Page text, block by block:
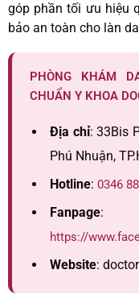
góp phần tối ưu hiệu
bảo an toàn cho làn
PHÒNG KHÁM
CHUẨN Y KHOA
Địa chỉ: 33Bis
Phú Nhuận,
Hotline: 0346
Fanpage:
https://
Website: